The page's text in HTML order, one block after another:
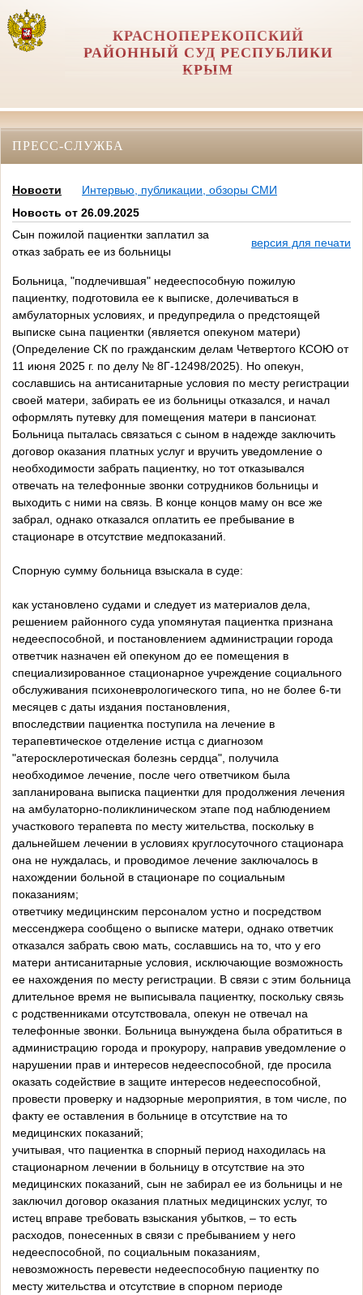
КРАСНОПЕРЕКОПСКИЙ
РАЙОННЫЙ СУД РЕСПУБЛИКИ
КРЫМ
ПРЕСС-СЛУЖБА
Новости
Интервью, публикации, обзоры СМИ
Новость от 26.09.2025
Сын пожилой пациентки заплатил за
отказ забрать ее из больницы
версия для печати
Больница, "подлечившая" недееспособную пожилую
пациентку, подготовила ее к выписке, долечиваться в
амбулаторных условиях, и предупредила о предстоящей
выписке сына пациентки (является опекуном матери)
(Определение СК по гражданским делам Четвертого КСОЮ от
11 июня 2025 г. по делу № 8Г-12498/2025). Но опекун,
сославшись на антисанитарные условия по месту регистрации
своей матери, забирать ее из больницы отказался, и начал
оформлять путевку для помещения матери в пансионат.
Больница пыталась связаться с сыном в надежде заключить
договор оказания платных услуг и вручить уведомление о
необходимости забрать пациентку, но тот отказывался
отвечать на телефонные звонки сотрудников больницы и
выходить с ними на связь. В конце концов маму он все же
забрал, однако отказался оплатить ее пребывание в
стационаре в отсутствие медпоказаний.
Спорную сумму больница взыскала в суде:
как установлено судами и следует из материалов дела,
решением районного суда упомянутая пациентка признана
недееспособной, и постановлением администрации города
ответчик назначен ей опекуном до ее помещения в
специализированное стационарное учреждение социального
обслуживания психоневрологического типа, но не более 6-ти
месяцев с даты издания постановления,
впоследствии пациентка поступила на лечение в
терапевтическое отделение истца с диагнозом
"атеросклеротическая болезнь сердца", получила
необходимое лечение, после чего ответчиком была
запланирована выписка пациентки для продолжения лечения
на амбулаторно-поликлиническом этапе под наблюдением
участкового терапевта по месту жительства, поскольку в
дальнейшем лечении в условиях круглосуточного стационара
она не нуждалась, и проводимое лечение заключалось в
нахождении больной в стационаре по социальным
показаниям;
ответчику медицинским персоналом устно и посредством
мессенджера сообщено о выписке матери, однако ответчик
отказался забрать свою мать, сославшись на то, что у его
матери антисанитарные условия, исключающие возможность
ее нахождения по месту регистрации. В связи с этим больница
длительное время не выписывала пациентку, поскольку связь
с родственниками отсутствовала, опекун не отвечал на
телефонные звонки. Больница вынуждена была обратиться в
администрацию города и прокурору, направив уведомление о
нарушении прав и интересов недееспособной, где просила
оказать содействие в защите интересов недееспособной,
провести проверку и надзорные мероприятия, в том числе, по
факту ее оставления в больнице в отсутствие на то
медицинских показаний;
учитывая, что пациентка в спорный период находилась на
стационарном лечении в больницу в отсутствие на это
медицинских показаний, сын не забирал ее из больницы и не
заключил договор оказания платных медицинских услуг, то
истец вправе требовать взыскания убытков, – то есть
расходов, понесенных в связи с пребыванием у него
недееспособной, по социальным показаниям,
невозможность перевести недееспособную пациентку по
месту жительства и отсутствие в спорном периоде